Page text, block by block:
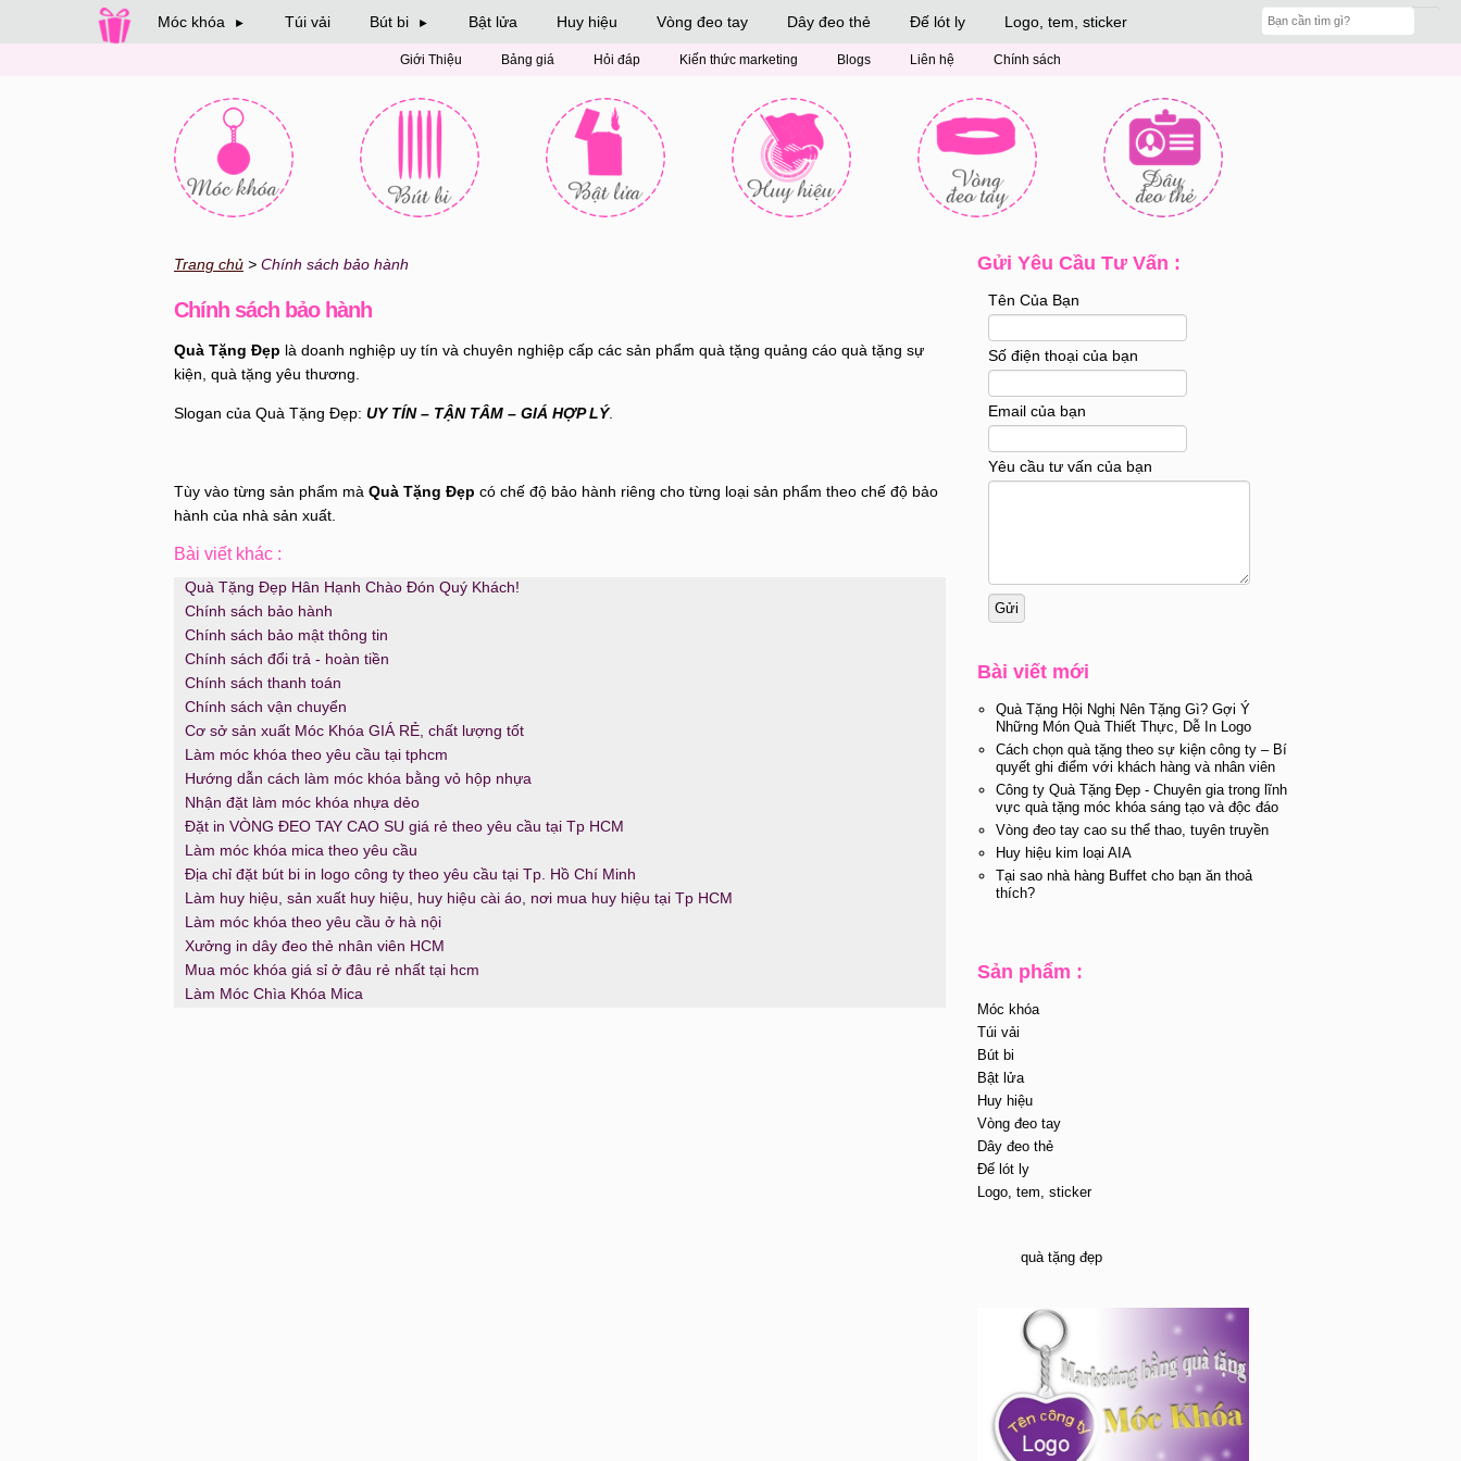
Móc khóa ► Túi vải Bút bi ► Bật lửa Huy hiệu Vòng đeo tay Dây đeo thẻ Đế lót ly Logo, tem, sticker
Giới Thiệu Bảng giá Hỏi đáp Kiến thức marketing Blogs Liên hệ Chính sách
Trang chủ Chính sách bảo hành
Chính sách bảo hành
Quà Tặng Đẹp là doanh nghiệp uy tín và chuyên nghiệp cấp các sản phẩm quà tặng quảng cáo quà tặng sự
kiện, quà tặng yêu thương.
Slogan của Quà Tặng Đẹp: UY TÍN – TẬN TÂM – GIÁ HỢP LÝ.
Tùy vào từng sản phẩm mà Quà Tặng Đẹp có chế độ bảo hành riêng cho từng loại sản phẩm theo chế độ bảo
hành của nhà sản xuất.
Bài viết khác :
Quà Tặng Đẹp Hân Hạnh Chào Đón Quý Khách!
Chính sách bảo hành
Chính sách bảo mật thông tin
Chính sách đổi trả - hoàn tiền
Chính sách thanh toán
Chính sách vận chuyển
Cơ sở sản xuất Móc Khóa GIÁ RẺ, chất lượng tốt
Làm móc khóa theo yêu cầu tại tphcm
Hướng dẫn cách làm móc khóa bằng vỏ hộp nhựa
Nhận đặt làm móc khóa nhựa dẻo
Đặt in VÒNG ĐEO TAY CAO SU giá rẻ theo yêu cầu tại Tp HCM
Làm móc khóa mica theo yêu cầu
Địa chỉ đặt bút bi in logo công ty theo yêu cầu tại Tp. Hồ Chí Minh
Làm huy hiệu, sản xuất huy hiệu, huy hiệu cài áo, nơi mua huy hiệu tại Tp HCM
Làm móc khóa theo yêu cầu ở hà nội
Xưởng in dây đeo thẻ nhân viên HCM
Mua móc khóa giá sỉ ở đâu rẻ nhất tại hcm
Làm Móc Chìa Khóa Mica
Gửi Yêu Cầu Tư Vấn :
Tên Của Bạn
Số điện thoại của bạn
Email của bạn
Yêu cầu tư vấn của bạn
Bài viết mới
Quà Tặng Hội Nghị Nên Tặng Gì? Gợi Ý
Những Món Quà Thiết Thực, Dễ In Logo
Cách chọn quà tặng theo sự kiện công ty – Bí
quyết ghi điểm với khách hàng và nhân viên
Công ty Quà Tặng Đẹp - Chuyên gia trong lĩnh
vực quà tặng móc khóa sáng tạo và độc đáo
Vòng đeo tay cao su thể thao, tuyên truyền
Huy hiệu kim loại AIA
Tại sao nhà hàng Buffet cho bạn ăn thoả
thích?
Sản phẩm :
Móc khóa
Túi vải
Bút bi
Bật lửa
Huy hiệu
Vòng đeo tay
Dây đeo thẻ
Đế lót ly
Logo, tem, sticker
quà tặng đẹp